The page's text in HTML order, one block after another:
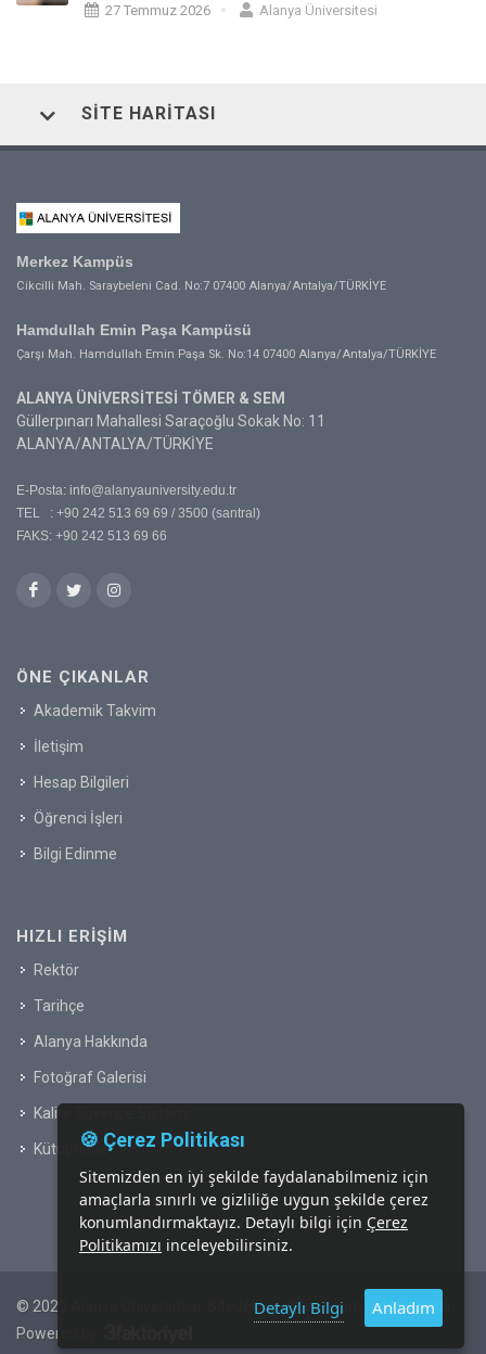
27 Temmuz 2026 Alanya Üniversitesi
SITE HARITASI
Merkez Kampüs
Cikcilli Mah. Saraybeleni Cad. No:7 07400 Alanya/Antalya/TÜRKİYE
Hamdullah Emin Paşa Kampüsü
Çarşı Mah. Hamdullah Emin Paşa Sk. No:14 07400 Alanya/Antalya/TÜRKİYE
ALANYA ÜNİVERSİTESİ TÖMER & SEM
Güllerpınarı Mahallesi Saraçoğlu Sokak No: 11
ALANYA/ANTALYA/TÜRKİYE
E-Posta: info@alanyauniversity.edu.tr
TEL : +90 242 513 69 69 / 3500 (santral)
FAKS: +90 242 513 69 66
ÖNE ÇIKANLAR
Akademik Takvim
İletişim
Hesap Bilgileri
Öğrenci İşleri
Bilgi Edinme
HIZLI ERIŞIM
Rektör
Tarihçe
Alanya Hakkında
Fotoğraf Galerisi
Kalite Güvence Sistemi
Kütüphane
© 2020 Alanya Üniversitesi. Sitedeki içeriklerin tüm hakkı saklıdır.
Powered by
🍪 Çerez Politikası
Sitemizden en iyi şekilde faydalanabilmeniz için
amaçlarla sınırlı ve gizliliğe uygun şekilde çerez
konumlandırmaktayız. Detaylı bilgi için Çerez
Politikamızı inceleyebilirsiniz.
Detaylı Bilgi Anladım